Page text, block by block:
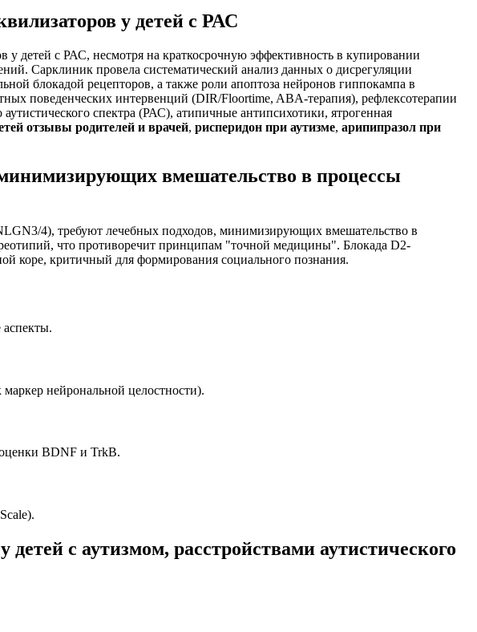
у детей с РАС
детей с РАС, несмотря на краткосрочную эффективность в купировании
Сарклиник провела систематический анализ данных о дисрегуляции
блокадой рецепторов, а также роли апоптоза нейронов гиппокампа в
поведенческих интервенций (DIR/Floortime, ABA-терапия), рефлексотерапии
спектра (РАС), атипичные антипсихотики, ятрогенная
отзывы родителей и врачей, рисперидон при аутизме, арипипразол при
минимизирующих вмешательство в процессы
4), требуют лечебных подходов, минимизирующих вмешательство в
что противоречит принципам "точной медицины". Блокада D2-
коре, критичный для формирования социального познания.
нейрональной целостности).
BDNF и TrkB.
с аутизмом, расстройствами аутистического